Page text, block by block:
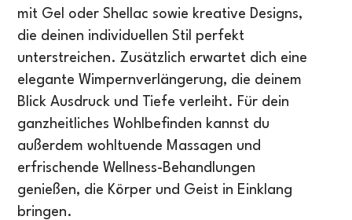
mit Gel oder Shellac sowie kreative Designs,
die deinen individuellen Stil perfekt
unterstreichen. Zusätzlich erwartet dich eine
elegante Wimpernverlängerung, die deinem
Blick Ausdruck und Tiefe verleiht. Für dein
ganzheitliches Wohlbefinden kannst du
außerdem wohltuende Massagen und
erfrischende Wellness-Behandlungen
genießen, die Körper und Geist in Einklang
bringen.